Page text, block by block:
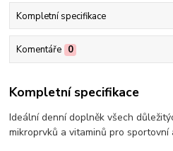
Kompletní specifikace
Komentáře 0
Kompletní specifikace
Ideální denní doplněk všech
mikroprvků a vitaminů pro sportovní